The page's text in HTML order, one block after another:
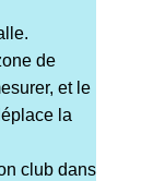
de
et le
la
club dans